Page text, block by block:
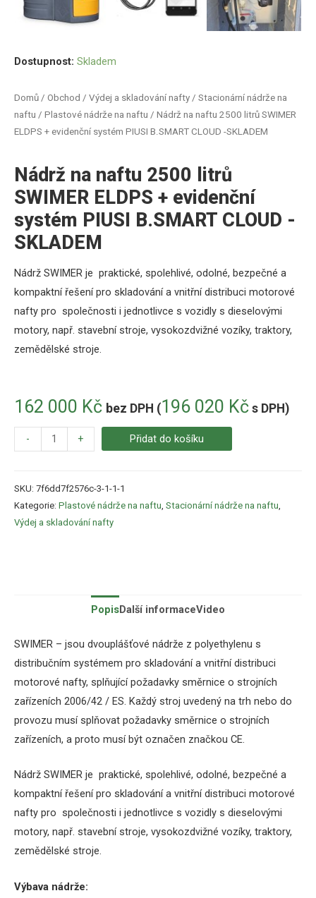
Domů / Obchod / Výdej a skladování nafty / Stacionární nádrže na
naftu / Plastové nádrže na naftu / Nádrž na naftu 2500 litrů SWIMER
ELDPS + evidenční systém PIUSI B.SMART CLOUD -SKLADEM
Nádrž na naftu 2500 litrů
SWIMER ELDPS + evidenční
systém PIUSI B.SMART CLOUD -
SKLADEM
162 000 Kč bez DPH (196 020 Kč s DPH)
Nádrž SWIMER je praktické, spolehlivé, odolné, bezpečné a
kompaktní řešení pro skladování a vnitřní distribuci motorové
nafty pro společnosti i jednotlivce s vozidly s dieselovými
motory, např. stavební stroje, vysokozdvižné vozíky, traktory,
zemědělské stroje.
Dostupnost: Skladem
- + Přidat do košíku
SKU: 7f6dd7f2576c-3-1-1-1
Kategorie: Plastové nádrže na naftu, Stacionární nádrže na naftu,
Výdej a skladování nafty
PopisDalší informaceVideo
SWIMER – jsou dvouplášťové nádrže z polyethylenu s
distribučním systémem pro skladování a vnitřní distribuci
motorové nafty, splňující požadavky směrnice o strojních
zařízeních 2006/42 / ES. Každý stroj uvedený na trh nebo do
provozu musí splňovat požadavky směrnice o strojních
zařízeních, a proto musí být označen značkou CE.
Nádrž SWIMER je praktické, spolehlivé, odolné, bezpečné a
kompaktní řešení pro skladování a vnitřní distribuci motorové
nafty pro společnosti i jednotlivce s vozidly s dieselovými
motory, např. stavební stroje, vysokozdvižné vozíky, traktory,
zemědělské stroje.
Výbava nádrže: